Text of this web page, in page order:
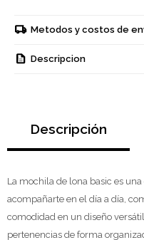
Metodos y costos de
Descripcion
Descripción
La mochila de lona basic es
acompañarte en el día a día,
comodidad en un diseño
pertenencias de forma